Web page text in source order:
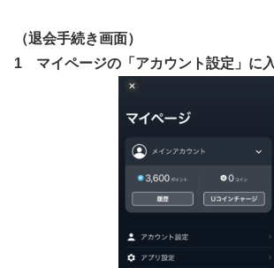
（退会手続き画面）
1 マイページの「アカウント設定」に入